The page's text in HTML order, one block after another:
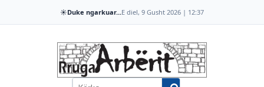
☀️Duke ngarkuar...E diel, 9 Gusht 2026 | 12:37